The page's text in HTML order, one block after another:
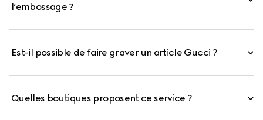
l’embossage ?
Est-il possible de faire graver un article Gucci ?
Quelles boutiques proposent ce service ?